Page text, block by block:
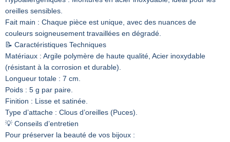
oreilles sensibles.
Fait main : Chaque pièce est unique, avec des nuances de
couleurs soigneusement travaillées en dégradé.
📝 Caractéristiques Techniques
Matériaux : Argile polymère de haute qualité, Acier inoxydable
(résistant à la corrosion et durable).
Longueur totale : 7 cm.
Poids : 5 g par paire.
Finition : Lisse et satinée.
Type d’attache : Clous d’oreilles (Puces).
💡 Conseils d’entretien
Pour préserver la beauté de vos bijoux :